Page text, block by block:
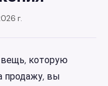
г.
которую
продажу, вы